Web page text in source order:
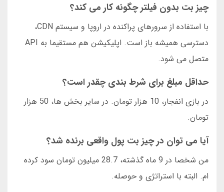
چیز بت بدون فیلتر چگونه کار می کند؟
با استفاده از سرورهای پراکنده در اروپا و سیستم CDN،
دسترسی همیشه باز است. اپلیکیشن هم مستقیما به API
متصل می شود.
حداقل مبلغ برای شرط بندی چقدر است؟
در بازی انفجار، 10 هزار تومان. در سایر بخش ها، 50 هزار
تومان.
آیا می توان در چیز بت پول واقعی برنده شد؟
من شخصا در 9 ماه گذشته، 28.7 میلیون تومان سود کرده
ام. البته با استراتژی و حوصله.